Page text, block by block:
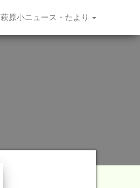
萩原小ニュース・たより